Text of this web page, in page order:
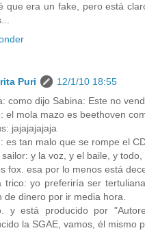
que era un fake, pero está
Puri
12/1/10 18:55
como dijo Sabina: Este no
el mola mazo es beethoven
jajajajajaja
es tan malo que se rompe el
y la voz, y el baile, y todo,
fox. esa por lo menos está
trico: yo preferiría ser
de dinero por ir media hora.
y está producido por
la SGAE, vamos, él mismo